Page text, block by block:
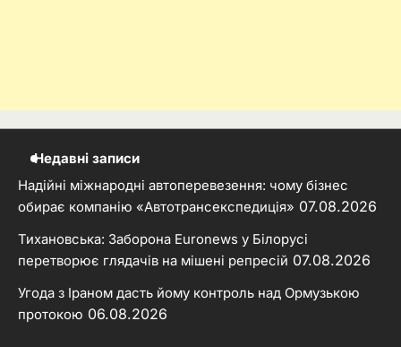
Недавні записи
Надійні міжнародні автоперевезення: чому бізнес
обирає компанію «Автотрансекспедиція» 07.08.2026
Тихановська: Заборона Euronews у Білорусі
перетворює глядачів на мішені репресій 07.08.2026
Угода з Іраном дасть йому контроль над Ормузькою
протокою 06.08.2026